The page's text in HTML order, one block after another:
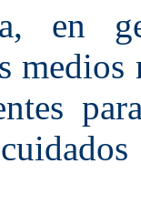
en
medios